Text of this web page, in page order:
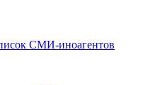
СМИ-иноагентов